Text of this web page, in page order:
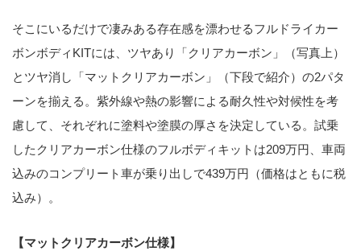
そこにいるだけで凄みある存在感を漂わせるフルドライカー
ボンボディKITには、ツヤあり「クリアカーボン」（写真上）
とツヤ消し「マットクリアカーボン」（下段で紹介）の2パタ
ーンを揃える。紫外線や熱の影響による耐久性や対候性を考
慮して、それぞれに塗料や塗膜の厚さを決定している。試乗
したクリアカーボン仕様のフルボディキットは209万円、車両
込みのコンプリート車が乗り出しで439万円（価格はともに税
込み）。
【マットクリアカーボン仕様】